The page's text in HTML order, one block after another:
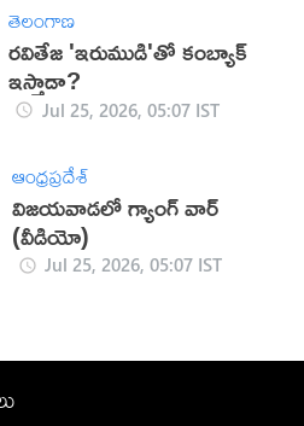
తెలంగాణ
రవితేజ 'ఇరుముడి'తో కంబ్యాక్
ఇస్తాడా?
Jul 25, 2026, 05:07 IST
ఆంధ్రప్రదేశ్
విజయవాడలో గ్యాంగ్ వార్
(వీడియో)
Jul 25, 2026, 05:07 IST